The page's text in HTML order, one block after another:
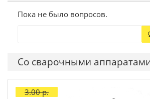
Пока не было вопросов.
Со сварочными
3.00 р.